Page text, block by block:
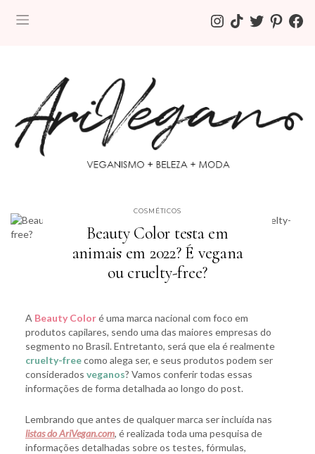
INSTAGRAM
TIKTOKTWITTERPINTEREST
COSMÉTICOS
Beauty Color testa em
animais em 2022? É vegana
ou cruelty-free?
A Beauty Coloré uma marca nacional com foco em
produtos capilares, sendo uma das maiores empresas do
segmento no Brasil. Entretanto, será que ela é realmente
cruelty-freecomo alega ser, e seus produtos podem ser
considerados veganos? Vamos conferir todas essas
informações de forma detalhada ao longo do post.
Lembrando que antes de qualquer marca ser incluída nas
listas do AriVegan.com, é realizada toda uma pesquisa de
informações detalhadas sobre os testes, fórmulas,